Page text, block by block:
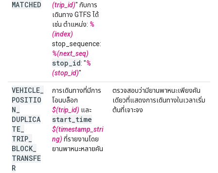
MATCHED (trip_id)" กับการ
เดินทาง GTFS ได้
เช่น ตำแหน่ง: %
(index)
stop_sequence:
%(next_seq)
stop id: "%
(stop_id)"
VEHICLE
POSITIO
N
DUPLICA
TE
TRIP
BLOCK
TRANSFE
R
การเดินทางที่มีการ
โอนบล็อก
$(trip_id) และ
start time
$(timestamp_stri
ng) ที่รายงานโดย
ยานพาหนะหลายคัน
ตรวจสอบว่ามียานพาหนะเพียงคัน
เดียวที่แสดงการเดินทางในเวลาเริ่ม
ต้นที่เจาะจง